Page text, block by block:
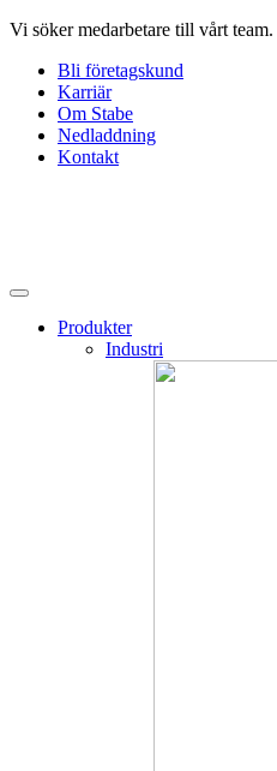
Hoppa
innehåll
Vi söker medarbetare till vårt team.
Bli företagskund
Karriär
Om Stabe
Nedladdning
Kontakt
Produkter
Industri